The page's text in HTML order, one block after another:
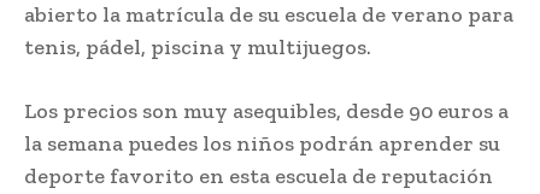
abierto la matrícula de su escuela de verano para
tenis, pádel, piscina y multijuegos.
Los precios son muy asequibles, desde 90 euros a
la semana puedes los niños podrán aprender su
deporte favorito en esta escuela de reputación